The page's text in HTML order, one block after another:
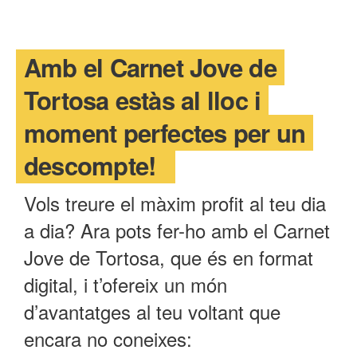
Amb el Carnet Jove de
Tortosa estàs al lloc i
moment perfectes per un
descompte!
Vols treure el màxim profit al teu dia
a dia? Ara pots fer-ho amb el Carnet
Jove de Tortosa, que és en format
digital, i t’ofereix un món
d’avantatges al teu voltant que
encara no coneixes: